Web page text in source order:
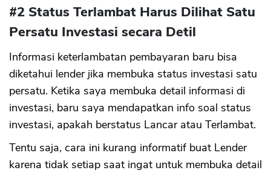
#2 Status Terlambat Harus Dilihat Satu
Persatu Investasi secara Detil
Informasi keterlambatan pembayaran baru bisa
diketahui lender jika membuka status investasi satu
persatu. Ketika saya membuka detail informasi di
investasi, baru saya mendapatkan info soal status
investasi, apakah berstatus Lancar atau Terlambat.
Tentu saja, cara ini kurang informatif buat Lender
karena tidak setiap saat ingat untuk membuka detail